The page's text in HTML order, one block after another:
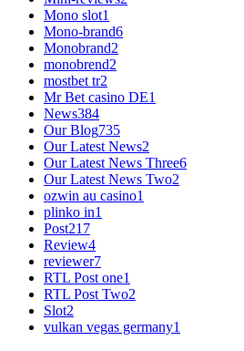
Mono slot1
Mono-brand6
Monobrand2
monobrend2
mostbet tr2
Mr Bet casino DE1
News384
Our Blog735
Our Latest News2
Our Latest News Three6
Our Latest News Two2
ozwin au casino1
plinko in1
Post217
Review4
reviewer7
RTL Post one1
RTL Post Two2
Slot2
vulkan vegas germany1